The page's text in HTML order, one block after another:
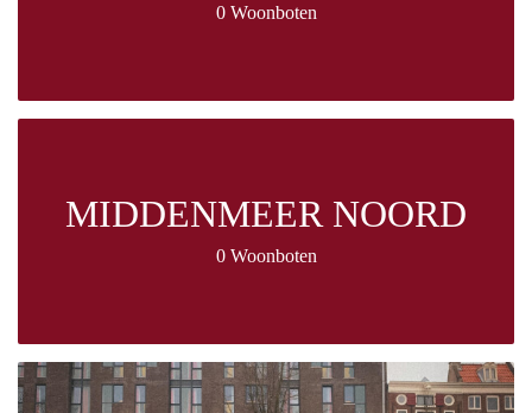
0 Woonboten
MIDDENMEER NOORD
0 Woonboten